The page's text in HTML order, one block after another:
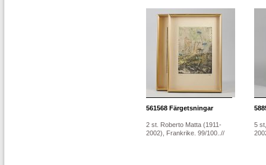
561568 Färgetsningar
2 st. Roberto Matta (1911-
2002), Frankrike. 99/100..//
5